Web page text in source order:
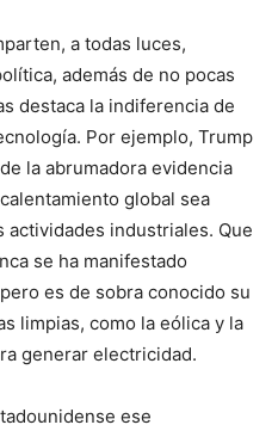
a todas luces,
además de no pocas
destaca la indiferencia de
Por ejemplo, Trump
la abrumadora evidencia
global sea
actividades industriales. Que
se ha manifestado
es de sobra conocido su
limpias, como la eólica y la
generar electricidad.
ese